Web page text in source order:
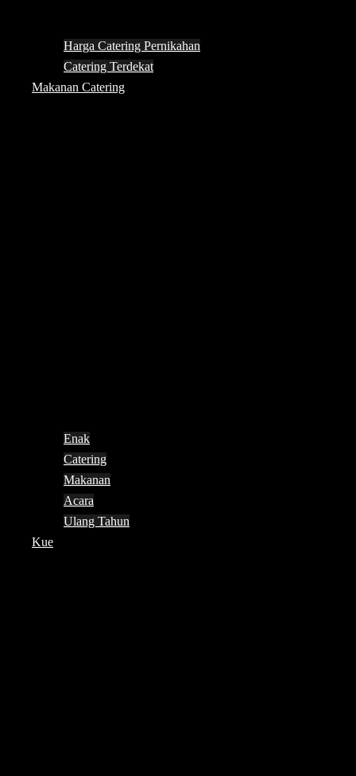
Harga Catering Pernikahan
Catering Terdekat
Makanan Catering
Enak
Catering
Makanan
Acara
Ulang Tahun
Kue